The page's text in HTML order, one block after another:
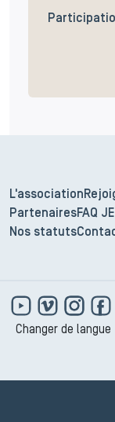
L'association
PartenairesFAQ
Nos statuts
Changer de langue